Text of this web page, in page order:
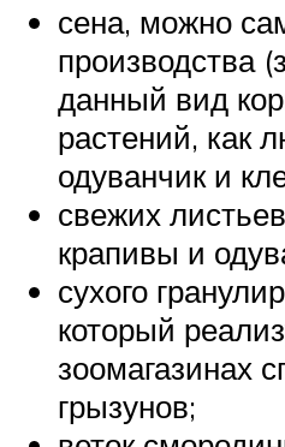
сена, можно
производства
данный вид
растений, как
одуванчик и
свежих
крапивы и
сухого
который
зоомагазинах
грызунов;